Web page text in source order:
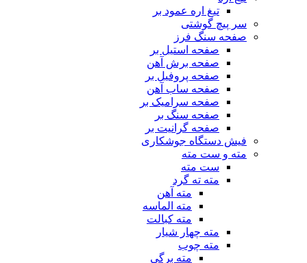
تیغ اره عمود بر
سر پیچ گوشتی
صفحه سنگ فرز
صفحه استیل بر
صفحه برش آهن
صفحه پروفیل بر
صفحه ساب آهن
صفحه سرامیک بر
صفحه سنگ بر
صفحه گرانیت بر
فیش دستگاه جوشکاری
مته و ست مته
ست مته
مته ته گرد
مته آهن
مته الماسه
مته کبالت
مته چهار شیار
مته چوب
مته برگی